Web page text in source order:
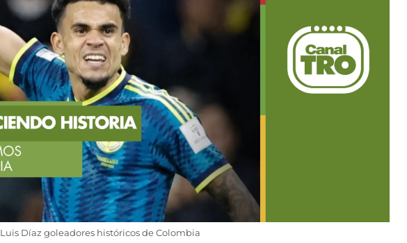
Luis Díaz goleadores históricos de Colombia